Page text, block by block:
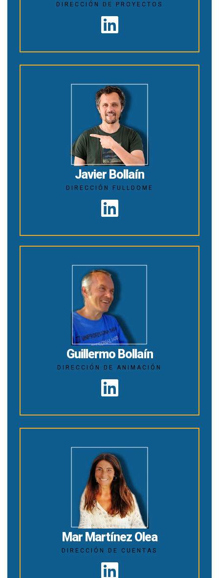
DIRECCIÓN DE PROYECTOS
Javier Bollaín
DIRECCIÓN FULLDOME
Guillermo Bollaín
DIRECCIÓN DE ANIMACIÓN
Mar Martínez Olea
DIRECCIÓN DE CUENTAS